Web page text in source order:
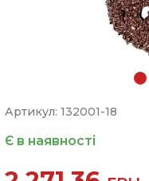
Артикул: 132001-18
Є в наявності